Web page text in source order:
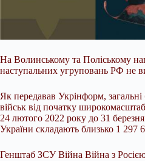
На Волинському та Поліському
наступальних угруповань РФ не
Як передавав Укрінформ, загальні
військ від початку
24 лютого 2022 року до 31
України складають близько 1 297
Генштаб ЗСУ Війна Війна з